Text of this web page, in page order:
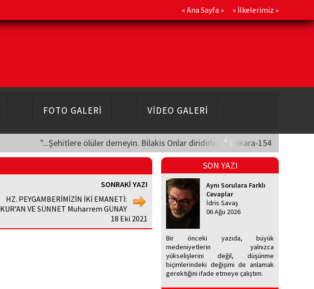
« Ana Sayfa » « İlkelerimiz »
FOTO GALERİ VİDEO GALERİ
"...Şehitlere ölüler demeyin. Bilakis Onlar diridirler..." Bakara-154
SONRAKİ YAZI
HZ. PEYGAMBERİMİZİN İKİ EMANETİ:
KUR’AN VE SÜNNET Muharrem GÜNAY
18 Eki 2021
SON YAZI
Aynı Sorulara Farklı
Cevaplar
İdris Savaş
06 Ağu 2026
Bir önceki yazıda, büyük
medeniyetlerin yalnızca
yükselişlerini değil, düşünme
biçimlerindeki değişimi de anlamak
gerektiğini ifade etmeye çalıştım.